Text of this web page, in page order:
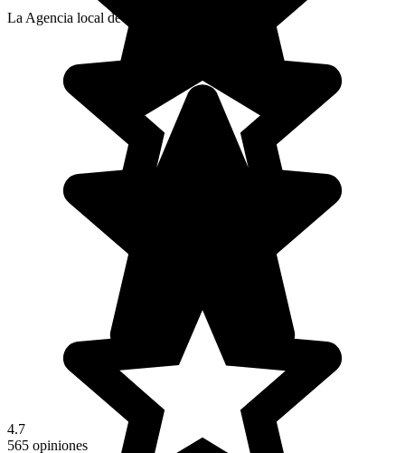
La Agencia local de Pablo
4.7
565 opiniones